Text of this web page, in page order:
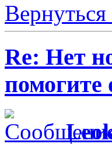
Вернуться
Re: Нет
помогите